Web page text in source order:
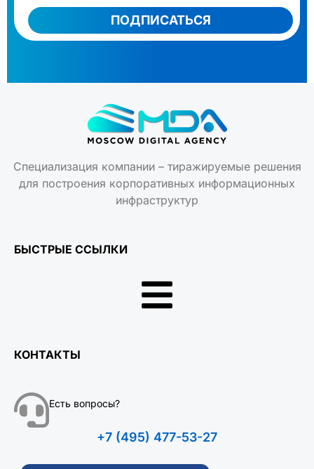
ПОДПИСАТЬСЯ
Специализация компании – тиражируемые решения
для построения корпоративных информационных
инфраструктур
БЫСТРЫЕ ССЫЛКИ
КОНТАКТЫ
Есть вопросы?
+7 (495) 477-53-27